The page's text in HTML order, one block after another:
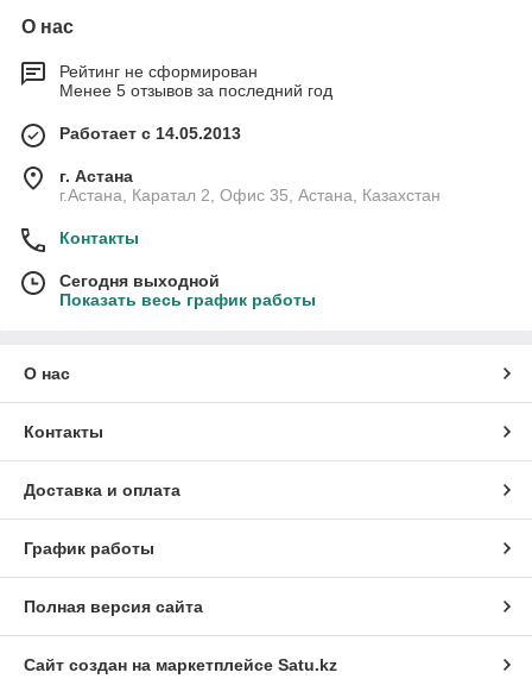
О нас
Рейтинг не сформирован
Менее 5 отзывов за последний год
Работает с 14.05.2013
г. Астана
г.Астана, Каратал 2, Офис 35, Астана, Казахстан
Контакты
Сегодня выходной
Показать весь график работы
О нас
Контакты
Доставка и оплата
График работы
Полная версия сайта
Сайт создан на маркетплейсе Satu.kz